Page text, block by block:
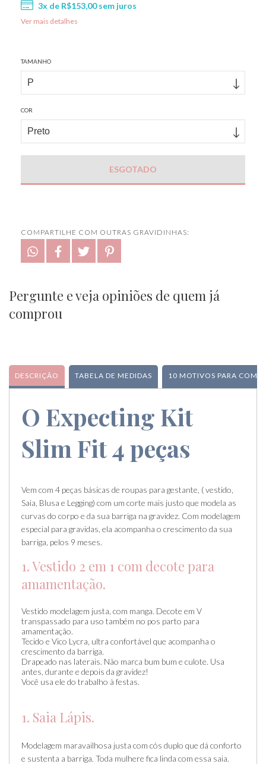
3x de R$153,00sem juros
Ver mais detalhes
TAMANHO
COR
COMPARTILHE COM OUTRAS GRAVIDINHAS:
Pergunte e veja opiniões de quem já
comprou
DESCRIÇÃO TABELA DE MEDIDAS 10 MOTIVOS PARA
O Expecting Kit
Slim Fit 4 peças
Vem com 4 peças básicas de roupas para gestante, ( vestido,
Saia, Blusa e Legging) com um corte mais justo que modela as
curvas do corpo e da sua barriga na gravidez. Com modelagem
especial para gravidas, ela acompanha o crescimento da sua
barriga, pelos 9 meses.
1. Vestido 2 em 1 com decote para
amamentação.
Vestido modelagem justa, com manga. Decote em V
transpassado para uso também no pos parto para
amamentação.
Tecido e Vico Lycra, ultra confortável que acompanha o
crescimento da barriga.
Drapeado nas laterais. Não marca bum bum e culote. Usa
antes, durante e depois da gravidez!
Você usa ele do trabalho à festas.
1. Saia Lápis.
Modelagem maravailhosa justa com cós duplo que dá conforto
e sustenta a barriga. Toda mulhere fica linda com essa saia.